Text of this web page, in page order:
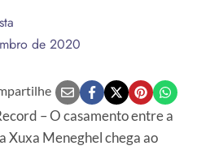
de 2020
– O casamento entre a
Xuxa Meneghel chega ao